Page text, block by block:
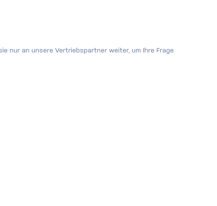
nur an unsere Vertriebspartner weiter, um Ihre Frage